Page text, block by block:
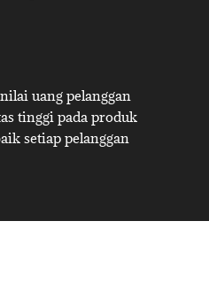
uang pelanggan
tinggi pada produk
setiap pelanggan